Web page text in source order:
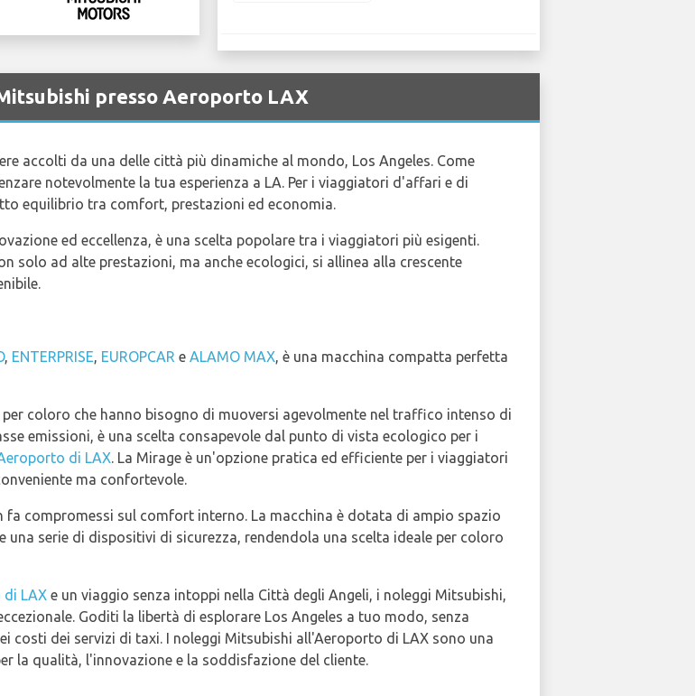
presso Aeroporto LAX
accolti da una delle città più dinamiche al mondo, Los Angeles. Come
notevolmente la tua esperienza a LA. Per i viaggiatori d'affari e di
equilibrio tra comfort, prestazioni ed economia.
ed eccellenza, è una scelta popolare tra i viaggiatori più esigenti.
solo ad alte prestazioni, ma anche ecologici, si allinea alla crescente
, ENTERPRISE, EUROPCAR e ALAMO MAX, è una macchina compatta perfetta
coloro che hanno bisogno di muoversi agevolmente nel traffico intenso di
emissioni, è una scelta consapevole dal punto di vista ecologico per i
di LAX. La Mirage è un'opzione pratica ed efficiente per i viaggiatori
ma confortevole.
compromessi sul comfort interno. La macchina è dotata di ampio spazio
serie di dispositivi di sicurezza, rendendola una scelta ideale per coloro
LAX e un viaggio senza intoppi nella Città degli Angeli, i noleggi Mitsubishi,
Goditi la libertà di esplorare Los Angeles a tuo modo, senza
costi dei servizi di taxi. I noleggi Mitsubishi all'Aeroporto di LAX sono una
la qualità, l'innovazione e la soddisfazione del cliente.